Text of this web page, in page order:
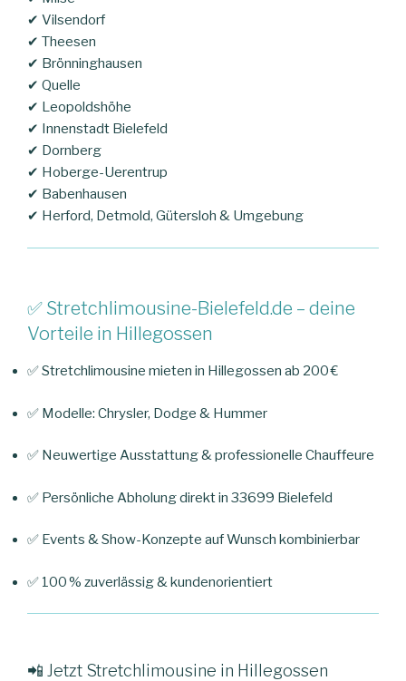
✔ Vilsendorf
✔ Theesen
✔ Brönninghausen
✔ Quelle
✔ Leopoldshöhe
✔ Innenstadt Bielefeld
✔ Dornberg
✔ Hoberge-Uerentrup
✔ Babenhausen
✔ Herford, Detmold, Gütersloh & Umgebung
✅ Stretchlimousine-Bielefeld.de – deine
Vorteile in Hillegossen
✅ Stretchlimousine mieten in Hillegossen ab 200 €
✅ Modelle: Chrysler, Dodge & Hummer
✅ Neuwertige Ausstattung & professionelle Chauffeure
✅ Persönliche Abholung direkt in 33699 Bielefeld
✅ Events & Show-Konzepte auf Wunsch kombinierbar
✅ 100 % zuverlässig & kundenorientiert
📲 Jetzt Stretchlimousine in Hillegossen